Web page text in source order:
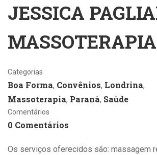
JESSICA
MASSOTERAPIA
Categorias
Boa Forma, Convênios, Londrina,
Massoterapia, Paraná, Saúde
Comentários
0 Comentários
Os serviços oferecidos são: massagem